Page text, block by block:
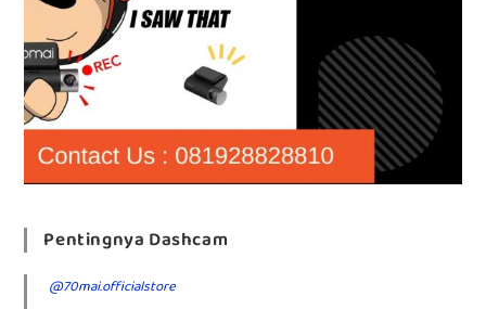
Pentingnya Dashcam
@70mai.officialstore